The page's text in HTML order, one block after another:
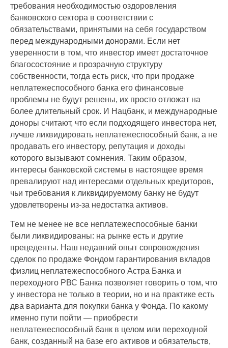
требования необходимостью оздоровления
банковского сектора в соответствии с
обязательствами, принятыми на себя государством
перед международными донорами. Если нет
уверенности в том, что инвестор имеет достаточное
благосостояние и прозрачную структуру
собственности, тогда есть риск, что при продаже
неплатежеспособного банка его финансовые
проблемы не будут решены, их просто отложат на
более длительный срок. И Нацбанк, и международные
доноры считают, что если подходящего инвестора нет,
лучше ликвидировать неплатежеспособный банк, а не
продавать его инвестору, репутация и доходы
которого вызывают сомнения. Таким образом,
интересы банковской системы в настоящее время
превалируют над интересами отдельных кредиторов,
чьи требования к ликвидируемому банку не будут
удовлетворены из-за недостатка активов.
Тем не менее не все неплатежеспособные банки
были ликвидированы: на рынке есть и другие
прецеденты. Наш недавний опыт сопровождения
сделок по продаже Фондом гарантирования вкладов
физлиц неплатежеспособного Астра Банка и
переходного РВС Банка позволяет говорить о том, что
у инвестора не только в теории, но и на практике есть
два варианта для покупки банка у Фонда. По какому
именно пути пойти — приобрести
неплатежеспособный банк в целом или переходной
банк, созданный на базе его активов и обязательств,